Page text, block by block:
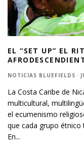
EL “SET UP” EL
NOTICIAS BLUEFIELDS ·
La Costa Caribe de
multicultural,
el ecumenismo
que cada grupo
En...